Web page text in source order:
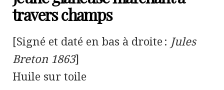
travers champs
[Signé et daté en bas à droite : Jules
Breton 1863]
Huile sur toile